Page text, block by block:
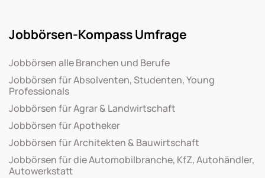
Jobbörsen-Kompass Umfrage
Jobbörsen alle Branchen und Berufe
Jobbörsen für Absolventen, Studenten, Young
Professionals
Jobbörsen für Agrar & Landwirtschaft
Jobbörsen für Apotheker
Jobbörsen für Architekten & Bauwirtschaft
Jobbörsen für die Automobilbranche, KfZ, Autohändler,
Autowerkstatt